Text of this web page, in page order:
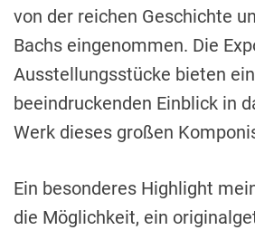
von der reichen Geschichte
Bachs eingenommen. Die
Ausstellungsstücke bieten
beeindruckenden Einblick in
Werk dieses großen
Ein besonderes Highlight
die Möglichkeit, ein